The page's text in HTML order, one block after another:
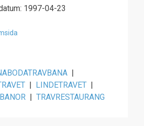
1997-04-23
|
| LINDETRAVET |
| TRAVRESTAURANG